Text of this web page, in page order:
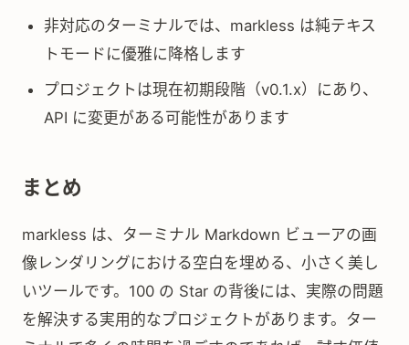
非対応のターミナルでは、markless は純テキス
トモードに優雅に降格します
プロジェクトは現在初期段階（v0.1.x）にあり、
API に変更がある可能性があります
まとめ
markless は、ターミナル Markdown ビューアの画
像レンダリングにおける空白を埋める、小さく美し
いツールです。100 の Star の背後には、実際の問題
を解決する実用的なプロジェクトがあります。ター